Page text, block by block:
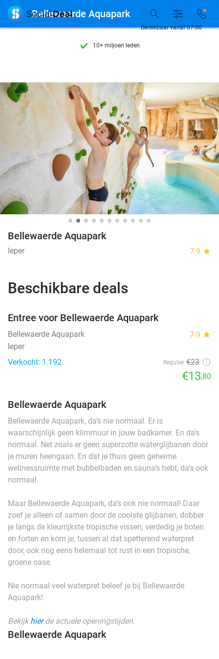
7 dagen per week beschikbaar
10+ miljoen leden
7 dagen per week beschikbaar
10+ miljoen leden
Bereikbaar vanaf 07:00
 Bellewaerde Aquapark
Bellewaerde Aquapark
Ieper 7.9 star
Beschikbare deals
Entree voor Bellewaerde Aquapark
Bellewaerde Aquapark 7.9 star
Ieper
Verkocht: 1.192
Regulier €23
€13,80
Bellewaerde Aquapark
Bellewaerde Aquapark, da’s nie normaal. Er is
waarschijnlijk geen klimmuur in jouw badkamer. En da’s
normaal. Net zoals er geen superzotte waterglijbanen door
je muren heengaan. En dat je thuis geen geheime
wellnessruimte met bubbelbaden en sauna’s hebt, da’s ook
normaal.
Maar Bellewaerde Aquapark, da’s ook nie normaal! Daar
zoef je alleen of samen door de coolste glijbanen, dobber
je langs de kleurrijkste tropische vissen, verdedig je boten
en forten en kom je, tussen al dat spetterend waterpret
door, ook nog eens helemaal tot rust in een tropische,
groene oase.
Nie normaal veel waterpret beleef je bij Bellewaerde
Aquapark!
Bekijkhierde actuele openingstijden.
Bellewaerde Aquapark